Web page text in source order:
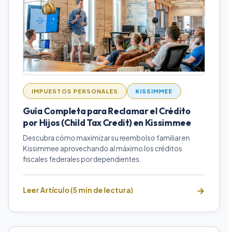
IMPUESTOS PERSONALES KISSIMMEE
Guía Completa para Reclamar el Crédito
por Hijos (Child Tax Credit) en Kissimmee
Descubra cómo maximizar su reembolso familiar en
Kissimmee aprovechando al máximo los créditos
fiscales federales por dependientes.
Leer Artículo (5 min de lectura)